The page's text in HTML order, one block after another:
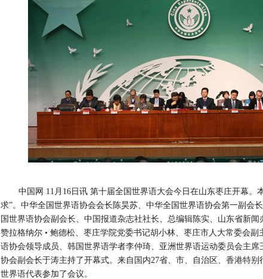
中国网 11月16日讯 第十届全国世界语大会今日在山东枣庄开幕。
求”。中华全国世界语协会会长陈昊苏、中华全国世界语协会第一副会
国世界语协会副会长、中国报道杂志社社长、总编辑陈实、山东省新
赞拉格纳尔 • 鲍德松、枣庄学院党委书记胡小林、枣庄市人大常委会
语协会领导成员、韩国世界语学者李仲琦、亚洲世界语运动委员会主
协会副会长于涛主持了开幕式。来自国内27省、市、自治区、香港特
世界语代表参加了会议。